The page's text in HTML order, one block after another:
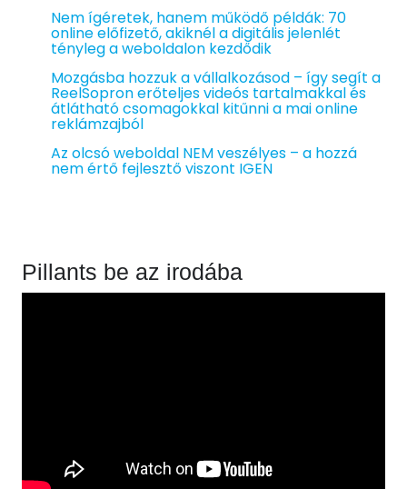
Nem ígéretek, hanem működő példák: 70
online előfizető, akiknél a digitális jelenlét
tényleg a weboldalon kezdődik
Mozgásba hozzuk a vállalkozásod – így segít a
ReelSopron erőteljes videós tartalmakkal és
átlátható csomagokkal kitűnni a mai online
reklámzajból
Az olcsó weboldal NEM veszélyes – a hozzá
nem értő fejlesztő viszont IGEN
Pillants be az irodába